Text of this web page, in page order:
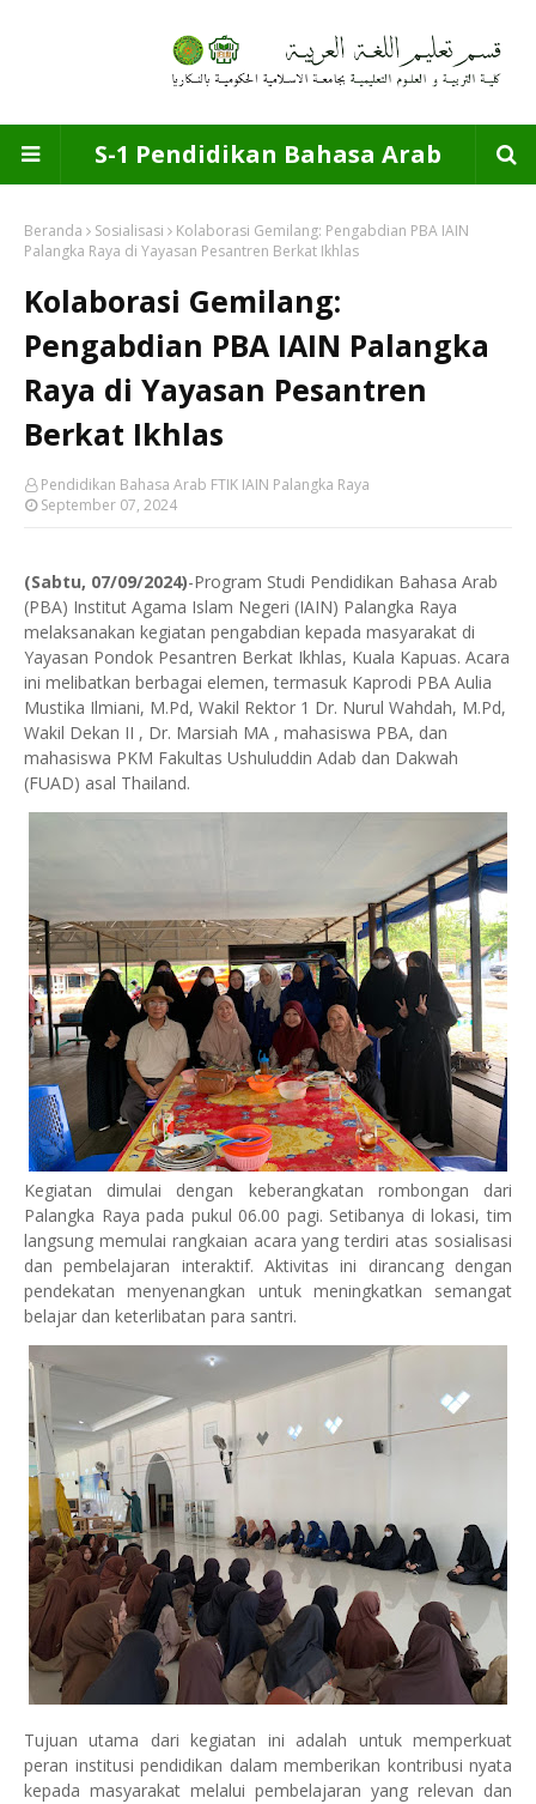
S-1 Pendidikan Bahasa Arab
Beranda Sosialisasi
Kolaborasi Gemilang: Pengabdian PBA IAIN
Palangka Raya di Yayasan Pesantren Berkat Ikhlas
Kolaborasi Gemilang:
Pengabdian PBA IAIN Palangka
Raya di Yayasan Pesantren
Berkat Ikhlas
Pendidikan Bahasa Arab FTIK IAIN Palangka Raya
September 07, 2024
(Sabtu, 07/09/2024)-Program Studi Pendidikan Bahasa Arab
(PBA) Institut Agama Islam Negeri (IAIN) Palangka Raya
melaksanakan kegiatan pengabdian kepada masyarakat di
Yayasan Pondok Pesantren Berkat Ikhlas, Kuala Kapuas. Acara
ini melibatkan berbagai elemen, termasuk Kaprodi PBA Aulia
Mustika Ilmiani, M.Pd, Wakil Rektor 1 Dr. Nurul Wahdah, M.Pd,
Wakil Dekan II , Dr. Marsiah MA , mahasiswa PBA, dan
mahasiswa PKM Fakultas Ushuluddin Adab dan Dakwah
(FUAD) asal Thailand.
Kegiatan dimulai dengan keberangkatan rombongan dari
Palangka Raya pada pukul 06.00 pagi. Setibanya di lokasi, tim
langsung memulai rangkaian acara yang terdiri atas sosialisasi
dan pembelajaran interaktif. Aktivitas ini dirancang dengan
pendekatan menyenangkan untuk meningkatkan semangat
belajar dan keterlibatan para santri.
Tujuan utama dari kegiatan ini adalah untuk memperkuat
peran institusi pendidikan dalam memberikan kontribusi nyata
kepada masyarakat melalui pembelajaran yang relevan dan